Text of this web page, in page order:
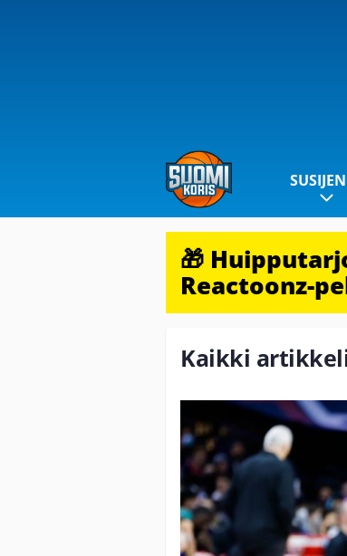
🎁
Reactoonz-
Kaikki